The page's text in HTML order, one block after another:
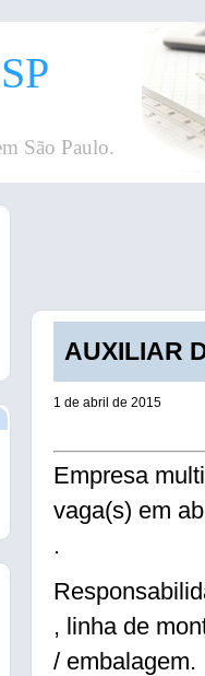
SP
São Paulo.
AUXILIAR
1 de abril de 2015
Empresa
vaga(s) em
.
, linha de
/ embalagem.